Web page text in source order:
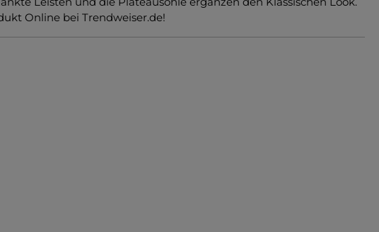
Online bei Trendweiser.de!